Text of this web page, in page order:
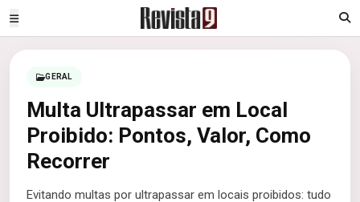
GERAL
Multa Ultrapassar em Local
Proibido: Pontos, Valor, Como
Recorrer
Evitando multas por ultrapassar em locais proibidos: tudo